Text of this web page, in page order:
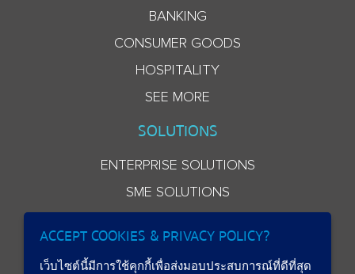
BANKING
CONSUMER GOODS
HOSPITALITY
SEE MORE
SOLUTIONS
ENTERPRISE SOLUTIONS
SME SOLUTIONS
ACCEPT COOKIES & PRIVACY POLICY?
เว็บไซต์นี้มีการใช้คุกกี้เพื่อส่งมอบประสบการณ์ที่ดีที่สุด